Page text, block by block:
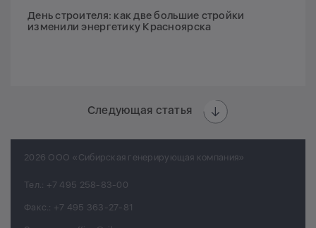
День строителя: как две большие стройки
изменили энергетику Красноярска
Следующая статья
2026 ООО «Сибирская генерирующая компания»
Тел.: +7 495 258-83-00
Факс.: +7 495 363-27-81